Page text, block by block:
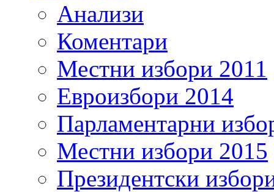
Анализи
Коментари
Местни избори 2011
Евроизбори 2014
Парламентарни
Местни избори 2015
Президентски